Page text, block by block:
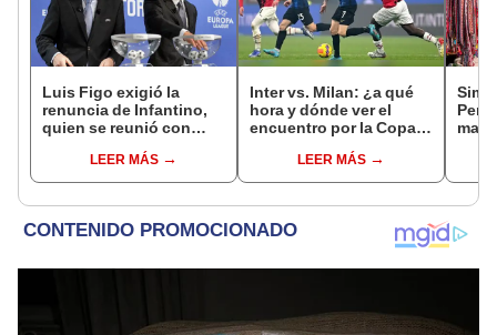
Luis Figo exigió la
renuncia de Infantino,
quien se reunió con
en Marruecos
LEER MÁS
Inter vs. Milan: ¿a qué
hora y dónde ver el
encuentro por la Copa
LEER MÁS
Perú
país"